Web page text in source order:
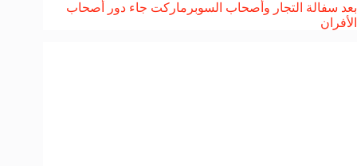
بعد سفالة التجار وأصحاب السوبرماركت جاء دور أصحاب
الأفران